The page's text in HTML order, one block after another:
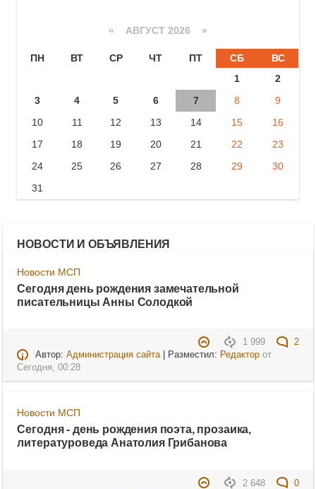
« АВГУСТ 2026 »
ПН ВТ СР ЧТ ПТ СБ
ВС
1
2
3
4 5 6 7 8
9
10
11 12 13 14 15
16
17
18 19 20 21 22
23
24
25 26 27 28 29
30
31
НОВОСТИ И ОБЪЯВЛЕНИЯ
Новости МСП
Сегодня день рождения замечательной
писательницы Анны Солодкой
1 999
2
Автор: Администрация сайта| Разместил: Редакторот
Сегодня, 00:28
Новости МСП
Сегодня - день рождения поэта, прозаика,
литературоведа Анатолия Грибанова
2 648
0